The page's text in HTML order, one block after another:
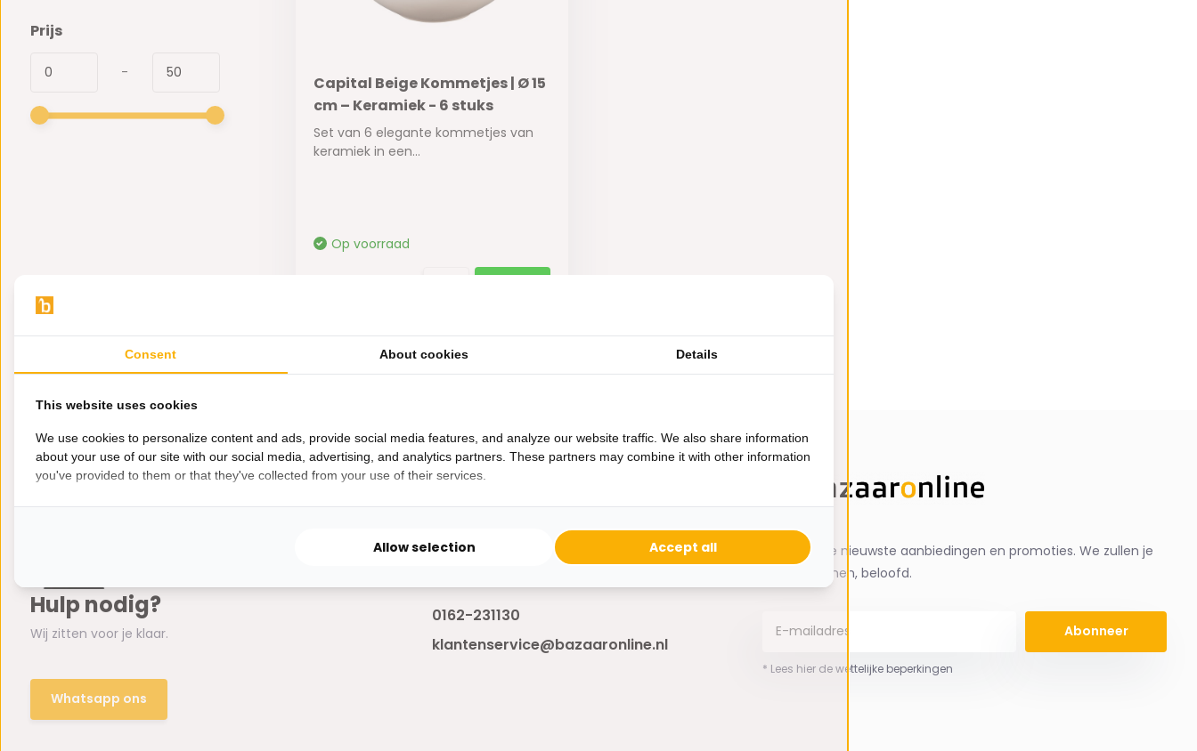
Prijs
-
Capital Beige Kommetjes | Ø 15
cm – Keramiek - 6 stuks
Set van 6 elegante kommetjes van
keramiek in een...
Op voorraad
Hulp nodig?
Wij zitten voor je klaar.
Whatsapp ons
Heb je een vraag?
Bereikbaar van ma - vr 10:00 tot 17:00
0162-231130
klantenservice@bazaaronline.nl
Ontvang de nieuwste aanbiedingen en promoties. We zullen je
niet spammen, beloofd.
Abonneer
* Lees hier de wettelijke beperkingen
Consent About cookies Details
This website uses cookies
We use cookies to personalize content and ads, provide social media features, and analyze our website traffic. We also share information
about your use of our site with our social media, advertising, and analytics partners. These partners may combine it with other information
you've provided to them or that they've collected from your use of their services.
Allow selection Accept all